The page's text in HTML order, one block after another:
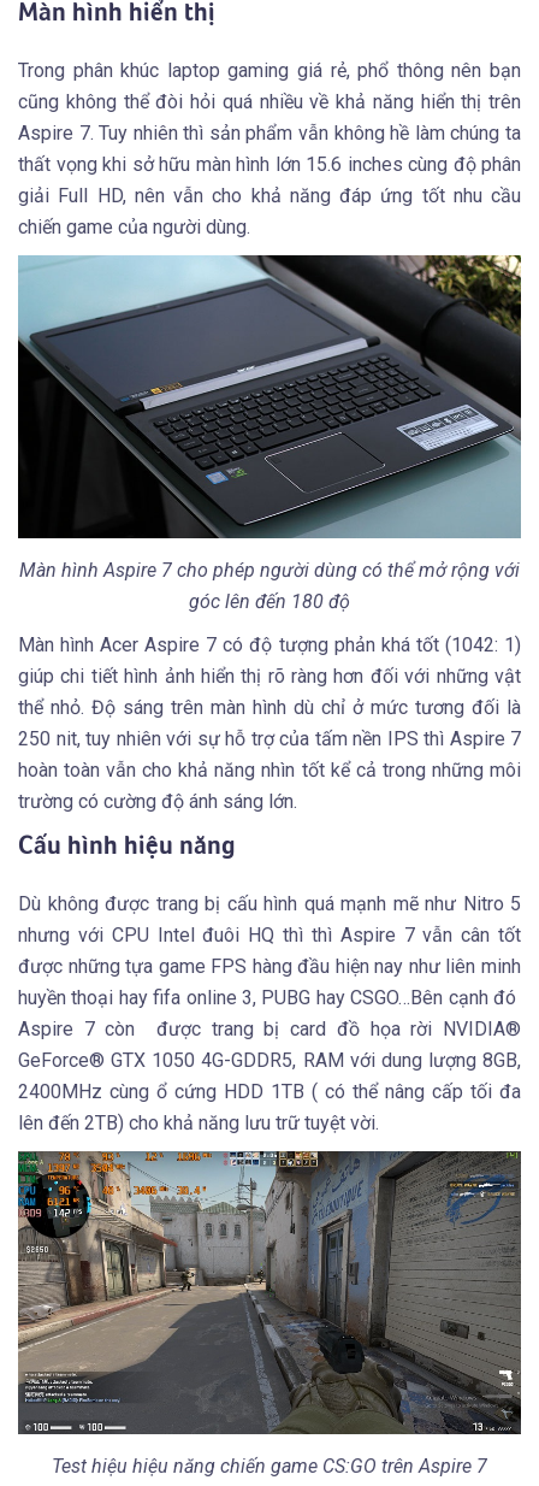
Màn hình hiển thị
Trong phân khúc laptop gaming giá rẻ, phổ thông nên bạn
cũng không thể đòi hỏi quá nhiều về khả năng hiển thị trên
Aspire 7. Tuy nhiên thì sản phẩm vẫn không hề làm chúng ta
thất vọng khi sở hữu màn hình lớn 15.6 inches cùng độ phân
giải Full HD, nên vẫn cho khả năng đáp ứng tốt nhu cầu
chiến game của người dùng.
Màn hình Aspire 7 cho phép người dùng có thể mở rộng với
góc lên đến 180 độ
Màn hình Acer Aspire 7 có độ tượng phản khá tốt (1042: 1)
giúp chi tiết hình ảnh hiển thị rõ ràng hơn đối với những vật
thể nhỏ. Độ sáng trên màn hình dù chỉ ở mức tương đối là
250 nit, tuy nhiên với sự hỗ trợ của tấm nền IPS thì Aspire 7
hoàn toàn vẫn cho khả năng nhìn tốt kể cả trong những môi
trường có cường độ ánh sáng lớn.
Cấu hình hiệu năng
Dù không được trang bị cấu hình quá mạnh mẽ như Nitro 5
nhưng với CPU Intel đuôi HQ thì thì Aspire 7 vẫn cân tốt
được những tựa game FPS hàng đầu hiện nay như liên minh
huyền thoại hay fifa online 3, PUBG hay CSGO…Bên cạnh đó
Aspire 7 còn được trang bị card đồ họa rời NVIDIA®
GeForce® GTX 1050 4G-GDDR5, RAM với dung lượng 8GB,
2400MHz cùng ổ cứng HDD 1TB ( có thể nâng cấp tối đa
lên đến 2TB) cho khả năng lưu trữ tuyệt vời.
Test hiệu hiệu năng chiến game CS:GO trên Aspire 7